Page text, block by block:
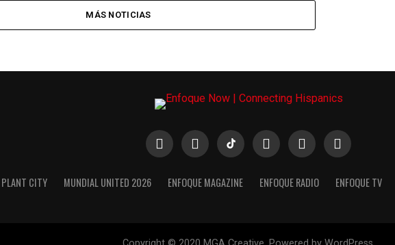
MÁS NOTICIAS
PLANT CITY MUNDIAL UNITED 2026 ENFOQUE MAGAZINE ENFOQUE RADIO ENFOQUE TV